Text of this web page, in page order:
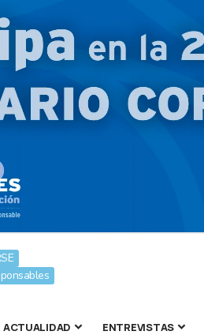
ACTUALIDAD ENTREVISTAS